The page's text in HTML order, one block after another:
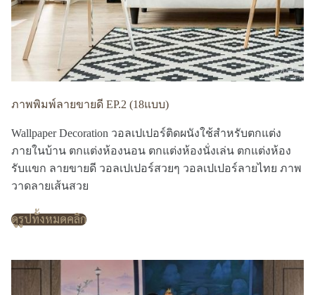
ภาพพิมพ์ลายขายดี EP.2 (18แบบ)
Wallpaper Decoration วอลเปเปอร์ติดผนังใช้สำหรับตกแต่ง
ภายในบ้าน ตกแต่งห้องนอน ตกแต่งห้องนั่งเล่น ตกแต่งห้อง
รับแขก ลายขายดี วอลเปเปอร์สวยๆ วอลเปเปอร์ลายไทย ภาพ
วาดลายเส้นสวย
ดูรูปทั้งหมดคลิก